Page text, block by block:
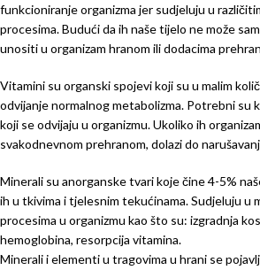
funkcioniranje organizma jer sudjeluju u
procesima. Budući da ih naše tijelo ne može
unositi u organizam hranom ili dodacima
Vitamini su organski spojevi koji su u malim
odvijanje normalnog metabolizma. Potrebni su
koji se odvijaju u organizmu. Ukoliko ih
svakodnevnom prehranom, dolazi do
Minerali su anorganske tvari koje čine 4-5%
ih u tkivima i tjelesnim tekućinama. Sudjeluju u
procesima u organizmu kao što su: izgradnja
hemoglobina, resorpcija vitamina.
Minerali i elementi u tragovima u hrani se